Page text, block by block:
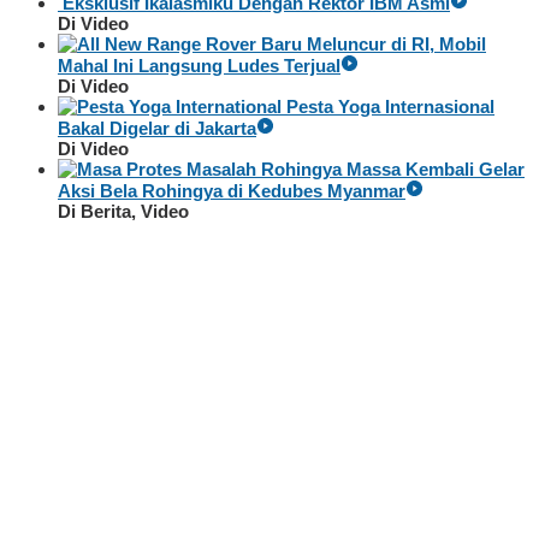
Di Video
Baru Meluncur di RI, Mobil
Mahal Ini Langsung Ludes Terjual
Di Video
Pesta Yoga Internasional
Bakal Digelar di Jakarta
Di Video
Massa Kembali Gelar
Aksi Bela Rohingya di Kedubes Myanmar
Di Berita, Video